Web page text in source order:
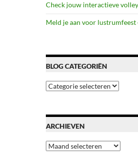
Check jouw interactieve
Meld je aan voor lustrumfeest
BLOG CATEGORIËN
Blog
categoriën
ARCHIEVEN
Archieven